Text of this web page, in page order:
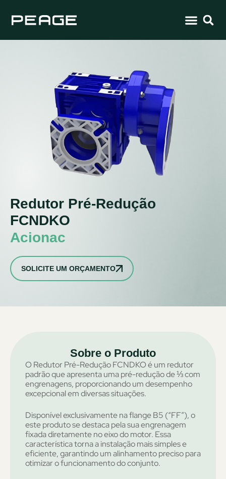
Redutor Pré-Redução
FCNDKO
Acionac
SOLICITE UM ORÇAMENTO
Sobre o Produto
O Redutor Pré-Redução FCNDKO é um redutor
padrão que apresenta uma pré-redução de ⅓ com
engrenagens, proporcionando um desempenho
excepcional em diversas situações.
Disponível exclusivamente na flange B5 (“FF”), o
este produto se destaca pela sua engrenagem
fixada diretamente no eixo do motor. Essa
característica torna a instalação mais simples e
eficiente, garantindo um alinhamento preciso para
otimizar o funcionamento do conjunto.